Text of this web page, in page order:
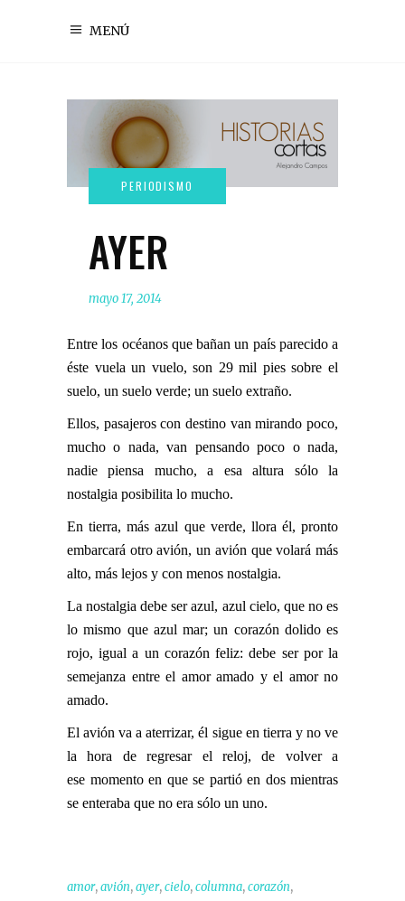
MENÚ
AYER
mayo 17, 2014
Entre los océanos que bañan un país parecido a
éste vuela un vuelo, son 29 mil pies sobre el
suelo, un suelo verde; un suelo extraño.
Ellos, pasajeros con destino van mirando poco,
mucho o nada, van pensando poco o nada,
nadie piensa mucho, a esa altura sólo la
nostalgia posibilita lo mucho.
En tierra, más azul que verde, llora él, pronto
embarcará otro avión, un avión que volará más
alto, más lejos y con menos nostalgia.
La nostalgia debe ser azul, azul cielo, que no es
lo mismo que azul mar; un corazón dolido es
rojo, igual a un corazón feliz: debe ser por la
semejanza entre el amor amado y el amor no
amado.
El avión va a aterrizar, él sigue en tierra y no ve
la hora de regresar el reloj, de volver a
ese momento en que se partió en dos mientras
se enteraba que no era sólo un uno.
amor,avión,ayer,cielo,columna,corazón,